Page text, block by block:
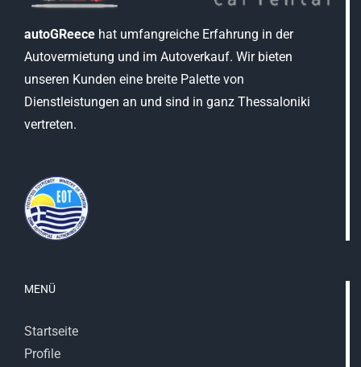
autoGReece hat umfangreiche Erfahrung in der
Autovermietung und im Autoverkauf. Wir bieten
unseren Kunden eine breite Palette von
Dienstleistungen an und sind in ganz Thessaloniki
vertreten.
MENÜ
Startseite
Profile